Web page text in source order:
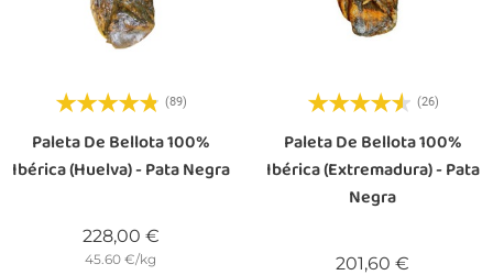
(89)
Paleta De Bellota 100%
Ibérica (Huelva) - Pata Negra
228,00 €Precio
45.60 €/kg
(26)
Paleta De Bellota 100%
Ibérica (Extremadura) - Pata
Negra
201,60 €